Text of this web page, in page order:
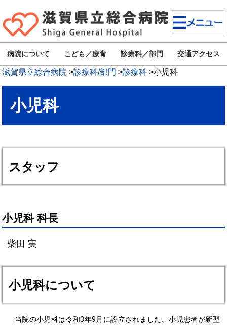
病院について こども／療育 診療科／部門 交通アクセス
滋賀県立総合病院 >診療科/部門 >診療科 >小児科
小児科
スタッフ
小児科 科長
柴田 実
小児科について
当院の小児科は令和3年9月に設立されました。小児患者が新型